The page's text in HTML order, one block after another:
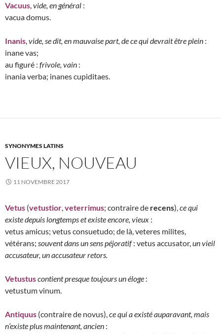
Vacuus,vide, en général :
vacua domus.
Inanis,vide, se dit, en mauvaise part, de ce qui devrait être plein :
inane vas;
au figuré : frivole, vain :
inania verba; inanes cupiditaes.
SYNONYMES LATINS
VIEUX, NOUVEAU
11 NOVEMBRE 2017
Vetus (vetustior,veterrimus; contraire de recens),ce qui
existe depuis longtemps et existe encore, vieux :
vetus amicus; vetus consuetudo; de là, veteres milites,
vétérans; souvent dans un sens péjoratif: vetus accusator,un vieil
accusateur, un accusateur retors.
Vetustuscontient presque toujours un éloge :
vetustum vinum.
Antiquus (contraire de novus),ce qui a existé auparavant, mais
n’existe plus maintenant, ancien :